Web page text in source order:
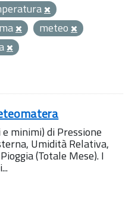
meteo
minimi) di Pressione
Umidità Relativa,
(Totale Mese). I